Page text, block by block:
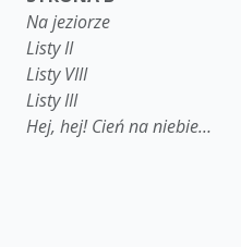
Na jeziorze
Listy II
Listy VIII
Listy III
Hej, hej! Cień na niebie…